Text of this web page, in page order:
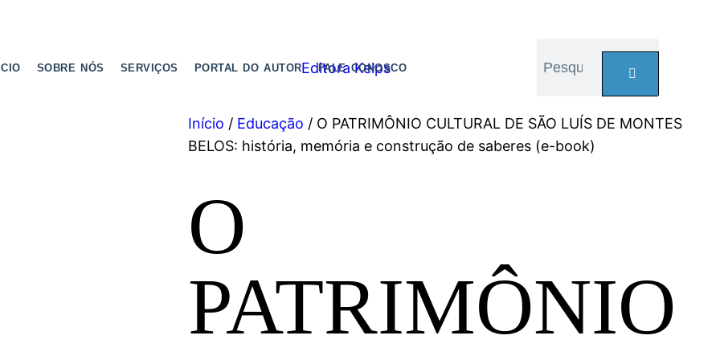
SOBRE NÓS SERVIÇOS PORTAL DO AUTOR FALE CONOSCO
Início / Educação / O PATRIMÔNIO CULTURAL DE SÃO LUÍS DE MONTES
BELOS: história, memória e construção de saberes (e-book)
O
PATRIMÔNIO